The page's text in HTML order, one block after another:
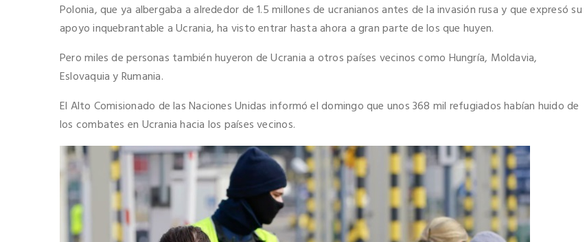
Polonia, que ya albergaba a alrededor de 1.5 millones de ucranianos antes de la invasión rusa y que expresó su
apoyo inquebrantable a Ucrania, ha visto entrar hasta ahora a gran parte de los que huyen.
Pero miles de personas también huyeron de Ucrania a otros países vecinos como Hungría, Moldavia,
Eslovaquia y Rumania.
El Alto Comisionado de las Naciones Unidas informó el domingo que unos 368 mil refugiados habían huido de
los combates en Ucrania hacia los países vecinos.